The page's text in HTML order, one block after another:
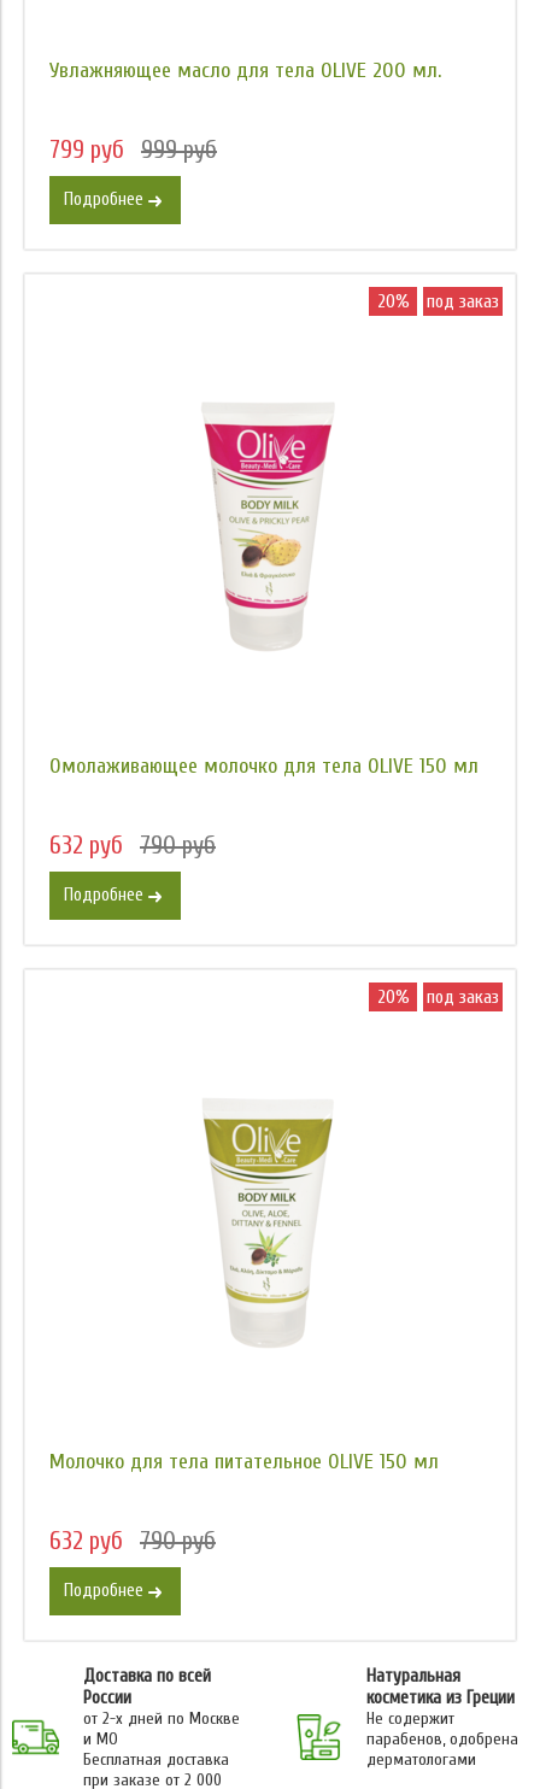
Увлажняющее масло для тела OLIVE 200 мл.
799 руб 999 руб
Подробнее
20% под заказ
Омолаживающее молочко для тела OLIVE 150 мл
632 руб 790 руб
Подробнее
20% под заказ
Молочко для тела питательное OLIVE 150 мл
632 руб 790 руб
Подробнее
Доставка по всей
России
от 2-х дней по Москве
и МО
Бесплатная доставка
при заказе от 2 000
Натуральная
косметика из Греции
Не содержит
парабенов, одобрена
дерматологами